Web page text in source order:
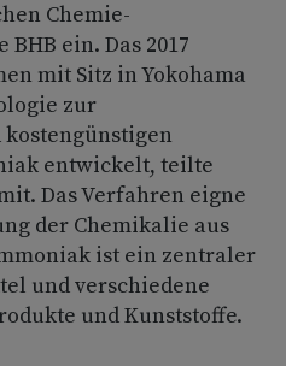
Chemie-
ein. Das 2017
mit Sitz in Yokohama
zur
entwickelt, teilte
Das Verfahren eigne
der Chemikalie aus
ist ein zentraler
und verschiedene
und Kunststoffe.